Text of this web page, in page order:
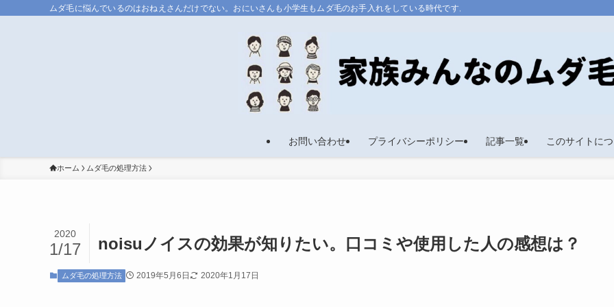
ムダ毛に悩んでいるのはおねえさんだけでない。おにいさんも小学生もムダ毛のお手入れをしている時代です。
お問い合わせ プライバシーポリシー 記事一覧 このサイトに
ホーム ムダ毛の処理方法
noisuノイスの効果が知りたい。口コミや使用した人の感想は？
2020
1/17
ムダ毛の処理方法 2019年5月6日 2020年1月17日